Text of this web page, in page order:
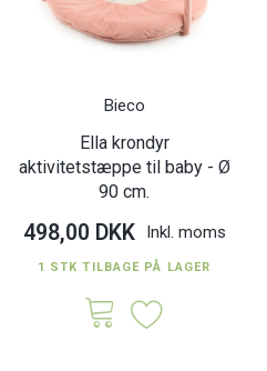
Bieco
Ella krondyr
aktivitetstæppe til baby - Ø
90 cm.
498,00 DKK Inkl. moms
1 STK TILBAGE PÅ LAGER